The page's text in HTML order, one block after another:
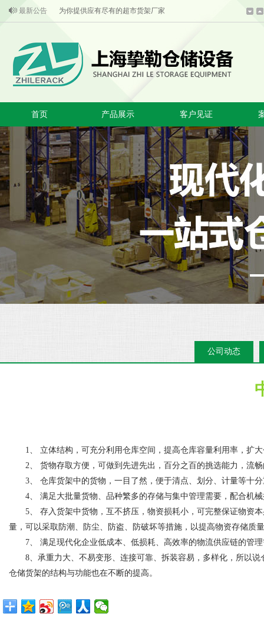
最新公告
为你提供应有尽有的超市货架厂家
超市货架批发产品的主要组成部分结合
超市货架上惊现自有品牌产品
超市货架的生产技术和内部标准
首页 产品展示 客户见证
公司动态
1、 立体结构，可充分利用仓库空间，提高仓库容量利用率，扩
2、 货物存取方便，可做到先进先出，百分之百的挑选能力，
3、 仓库货架中的货物，一目了然，便于清点、划分、计量等
4、 满足大批量货物、品种繁多的存储与集中管理需要，配合机
5、 存入货架中货物，互不挤压，物资损耗小，可完整保证物资
量，可以采取防潮、防尘、防盗、防破坏等措施，以提高物资存
7、 满足现代化企业低成本、低损耗、高效率的物流供应链的
8、承重力大、不易变形、连接可靠、拆装容易，多样化，所以说
仓储货架的结构与功能也在不断的提高。